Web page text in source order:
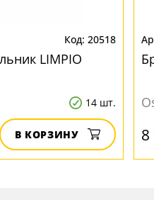
20518
LIMPIO
14 шт.
В КОРЗИНУ 8